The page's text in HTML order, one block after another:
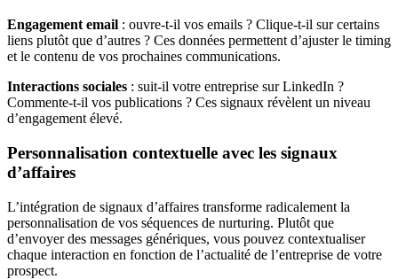
Engagement email : ouvre-t-il vos emails ? Clique-t-il sur certains
liens plutôt que d’autres ? Ces données permettent d’ajuster le timing
et le contenu de vos prochaines communications.
Interactions sociales : suit-il votre entreprise sur LinkedIn ?
Commente-t-il vos publications ? Ces signaux révèlent un niveau
d’engagement élevé.
Personnalisation contextuelle avec les signaux
d’affaires
L’intégration de signaux d’affaires transforme radicalement la
personnalisation de vos séquences de nurturing. Plutôt que
d’envoyer des messages génériques, vous pouvez contextualiser
chaque interaction en fonction de l’actualité de l’entreprise de votre
prospect.